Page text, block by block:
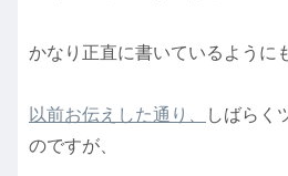
かなり正直に書いているように
以前お伝えした通り、
しばらく
のですが、